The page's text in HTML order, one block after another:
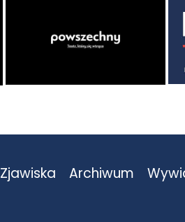
Zjawiska Archiwum